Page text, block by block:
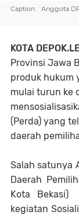
Caption : Anggota
KOTA
Provinsi Jawa
produk hukum
mulai turun ke
(Perda) yang
daerah
Salah satunya
Daerah
Kota Bekasi)
kegiatan